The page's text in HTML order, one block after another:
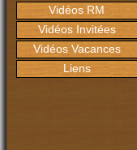
Vidéos RM
Vidéos Invitées
Vidéos Vacances
Liens